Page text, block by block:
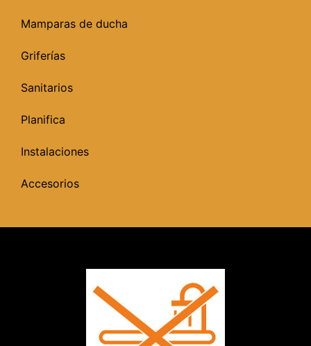
Mamparas de ducha
Griferías
Sanitarios
Planifica
Instalaciones
Accesorios